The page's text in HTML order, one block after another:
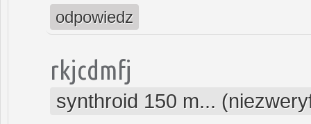
odpowiedz
rkjcdmfj
synthroid 150 m...